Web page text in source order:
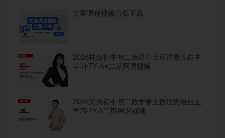
文案课程视频合集下载
2026林淼初中初二英语春上双语素养自主
学习·TY·A+二期网课视频
2026梁勇初中初二数学春上数理思维自主
学习·TY·S二期网课视频